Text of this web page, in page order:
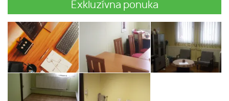
Exkluzívna ponuka